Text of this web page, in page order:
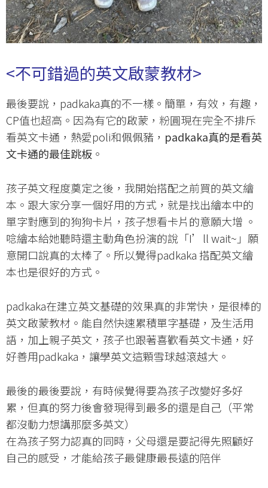
<不可錯過的英文啟蒙教材>
最後要說，padkaka真的不一樣。簡單，有效，有趣，
CP值也超高。因為有它的啟蒙，粉圓現在完全不排斥
看英文卡通，熱愛poli和佩佩豬， padkaka真的是看英
文卡通的最佳跳板 。
孩子英文程度奠定之後，我開始搭配之前買的英文繪
本。跟大家分享一個好用的方式，就是找出繪本中的
單字對應到的狗狗卡片，孩子想看卡片的意願大增 。
唸繪本給她聽時還主動角色扮演的說「I’ll wait~」願
意開口說真的太棒了。所以覺得padkaka 搭配英文繪
本也是很好的方式。
padkaka在建立英文基礎的效果真的非常快，是很棒的
英文啟蒙教材。能自然快速累積單字基礎，及生活用
語，加上親子英文，孩子也跟著喜歡看英文卡通，好
好善用padkaka，讓學英文這顆雪球越滾越大。
最後的最後要說，有時候覺得要為孩子改變好多好
累，但真的努力後會發現得到最多的還是自己（平常
都沒動力想講那麼多英文）
在為孩子努力認真的同時，父母還是要記得先照顧好
自己的感受，才能給孩子最健康最長遠的陪伴